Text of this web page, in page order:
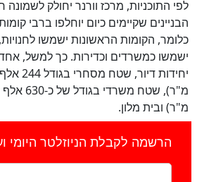
לפי התוכניות, מרכז וורנר יחולק לשמונה
הבניינים שקיימים כיום יוחלפו ברבי
כלומר, הקומות הראשונות ישמשו
מ"ר) ובית מלון.
הרשמה לקבלת הניוזלטר היומי